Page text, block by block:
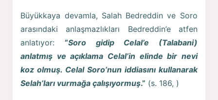
Büyükkaya devamla, Salah Bedreddin ve Soro
arasındaki anlaşmazlıkları Bedreddin’e atfen
anlatıyor: “Soro gidip Celal’e (Talabani)
anlatmış ve açıklama Celal’in elinde bir nevi
koz olmuş. Celal Soro’nun iddiasını kullanarak
Selah’ları vurmağa çalışıyormuş.” (s. 186, )